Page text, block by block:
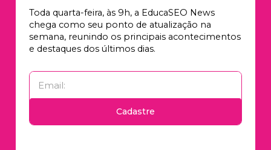
Toda quarta-feira, às 9h, a EducaSEO News
chega como seu ponto de atualização na
semana, reunindo os principais acontecimentos
e destaques dos últimos dias.
Cadastre